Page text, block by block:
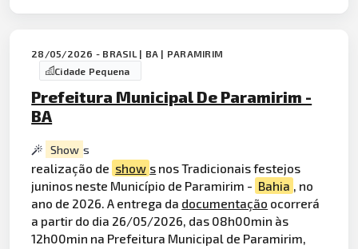
28/05/2026 - BRASIL | BA | PARAMIRIM
Cidade Pequena
Prefeitura Municipal De Paramirim -
BA
Show s
realização de show s nos Tradicionais festejos
juninos neste Município de Paramirim - Bahia , no
ano de 2026. A entrega da documentação ocorrerá
a partir do dia 26/05/2026, das 08h00min às
12h00min na Prefeitura Municipal de Paramirim,